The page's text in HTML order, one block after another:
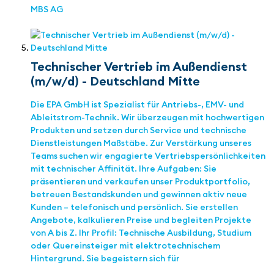
MBS AG
Technischer Vertrieb im Außendienst
(m/w/d) - Deutschland Mitte
Die EPA GmbH ist Spezialist für Antriebs-, EMV- und
Ableitstrom-Technik. Wir überzeugen mit hochwertigen
Produkten und setzen durch Service und technische
Dienstleistungen Maßstäbe. Zur Verstärkung unseres
Teams suchen wir engagierte Vertriebspersönlichkeiten
mit technischer Affinität. Ihre Aufgaben: Sie
präsentieren und verkaufen unser Produktportfolio,
betreuen Bestandskunden und gewinnen aktiv neue
Kunden – telefonisch und persönlich. Sie erstellen
Angebote, kalkulieren Preise und begleiten Projekte
von A bis Z. Ihr Profil: Technische Ausbildung, Studium
oder Quereinsteiger mit elektrotechnischem
Hintergrund. Sie begeistern sich für